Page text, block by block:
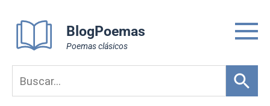
content
BlogPoemas
Poemas clásicos